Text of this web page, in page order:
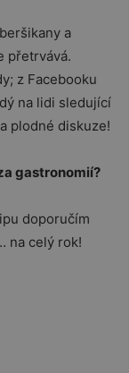
a
přetrvává.
z Facebooku
na lidi sledující
plodné diskuze!
gastronomií?
doporučím
na celý rok!